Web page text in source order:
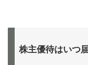
株主優待はいつ